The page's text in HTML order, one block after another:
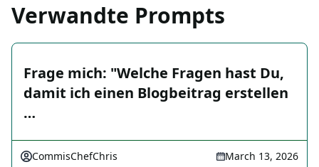
Verwandte Prompts
Frage mich: "Welche Fragen hast Du,
damit ich einen Blogbeitrag erstellen
…
CommisChefChris March 13, 2026